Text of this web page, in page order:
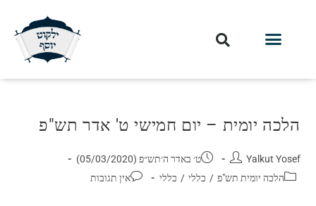
הלכה יומית – יום חמישי ט' אדר תש"פ
Yalkut Yosef
ט׳ באדר ה׳תש״פ (05/03/2020)
הלכה יומית תש"פ / כללי / כללי אין תגובות